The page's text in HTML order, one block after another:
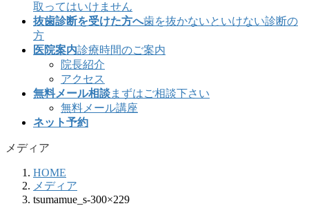
取ってはいけません
抜歯診断を受けた方へ歯を抜かないといけない診断の
方
医院案内診療時間のご案内
院長紹介
アクセス
無料メール相談まずはご相談下さい
無料メール講座
ネット予約
メディア
HOME
メディア
tsumamue_s-300×229